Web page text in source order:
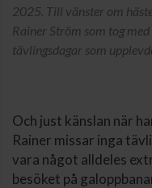
2025. Till vänster om
Rainer Ström som tog
tävlingsdagar som
Och just känslan när
Rainer missar inga
vara något alldeles
besöket på